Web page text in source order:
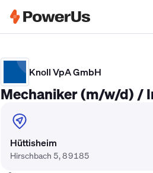
Knoll VpA GmbH
Mechaniker (m/w/d) /
Hüttisheim
Hirschbach 5, 89185